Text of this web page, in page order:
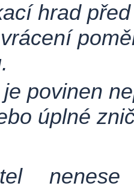
hrad
povinen
úplné